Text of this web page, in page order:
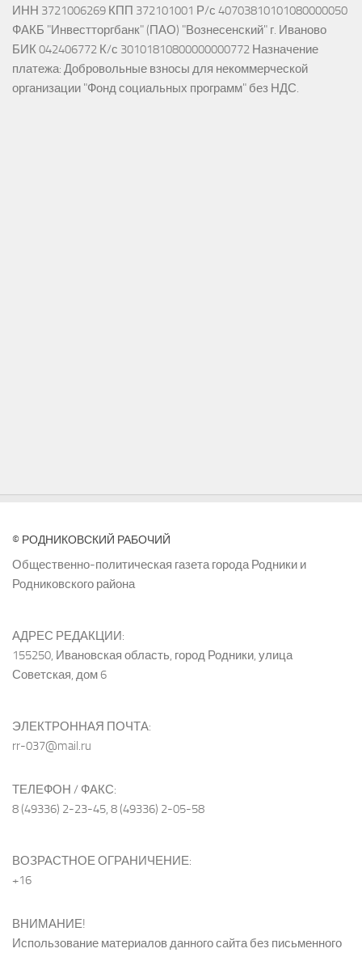
ИНН 3721006269 КПП 372101001 Р/с 40703810101080000050
ФАКБ "Инвестторгбанк" (ПАО) "Вознесенский" г. Иваново
БИК 042406772 К/с 30101810800000000772 Назначение
платежа: Добровольные взносы для некоммерческой
организации "Фонд социальных программ" без НДС.
© РОДНИКОВСКИЙ РАБОЧИЙ
Общественно-политическая газета города Родники и
Родниковского района
АДРЕС РЕДАКЦИИ:
155250, Ивановская область, город Родники, улица
Советская, дом 6
ЭЛЕКТРОННАЯ ПОЧТА:
rr-037@mail.ru
ТЕЛЕФОН / ФАКС:
8 (49336) 2-23-45, 8 (49336) 2-05-58
ВОЗРАСТНОЕ ОГРАНИЧЕНИЕ:
+16
ВНИМАНИЕ!
Использование материалов данного сайта без письменного